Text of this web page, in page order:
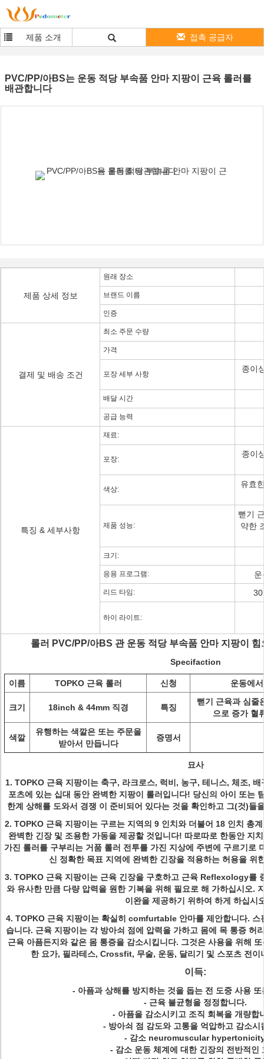
제품 소개 접촉 공급자
PVC/PP/아BS는 운동 적당 부속품 안마 지팡이 근육 롤러를
배관합니다
제품 상세 정보
원래 장소
브랜드 이름
인증
결제 및 배송 조건
최소 주문 수량
가격
포장 세부 사항
종이
배달 시간
공급 능력
특징 & 세부사항
재료:
포장:
종이
색상:
유효
제품 성능:
뻗기
약한
크기:
응용 프로그램:
리드 타임:
하이 라이트:
롤러 PVC/PP/아BS 관 운동 적당 부속품 안마 지팡이
Specifaction
이름 TOPKO 근육 롤러 신청 운동에
크기 18inch & 44mm 직경 특징
뻗기 근육과 심줄
으로 증가 혈
색깔
유행하는 색깔은 또는 주문을
받아서 만듭니다
증명서
묘사
1. TOPKO 근육 지팡이는 축구, 라크로스, 럭비, 농구, 테니스, 체조,
포츠에 있는 십대 동안완벽한 지팡이 롤러 입니다! 당신의 아이 또는
한계 상해를 도와서 경쟁 이 준비되어 있다는 것을 확인하고 그(것)들
2. TOPKO 근육 지팡이는 구르는 지역의 9 인치와 더불어 18 인치 총
완벽한 긴장 및 조용한 가동을 제공할 것입니다! 따로따로 한동안 지
가진 롤러를 구부리는 거품 롤러 전투를 가진 지상에 주변에 구르기로
신 정확한 목표 지역에 완벽한 긴장을 적용하는 허용을 위
3. TOPKO 근육 지팡이는 근육 긴장을 구호하고 근육 Reflexology를
와 유사한 만큼 다량 압력을 원한 기복을 위해 필요로 해 가하십시오.
이완을 제공하기 위하여 하게 하십시
4. TOPKO 근육 지팡이는 확실히 comfurtable 안마를 제안합니다. 스
습니다. 근육 지팡이는 각 방아쇠 점에 압력을 가하고 몸에 목 통증 허
근육 아픔든지와 같은 몸 통증을 감소시킵니다. 그것은 사용을 위해
한 요가, 필라테스, Crossfit, 무술, 운동, 달리기 및 스포츠 전이
이득:
- 아픔과 상해를 방지하는 것을 돕는 전 도중 사용
- 근육 불균형을 정정합니다.
- 아픔을 감소시키고 조직 회복을 개량합
- 방아쇠 점 감도와 고통을 억압하고 감소시
- 감소 neuromuscular
- 감소 운동 체계에 대한 긴장의 전반적인